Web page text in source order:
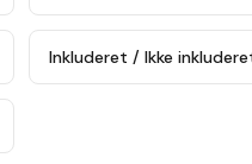
Inkluderet / Ikke
i samme uge